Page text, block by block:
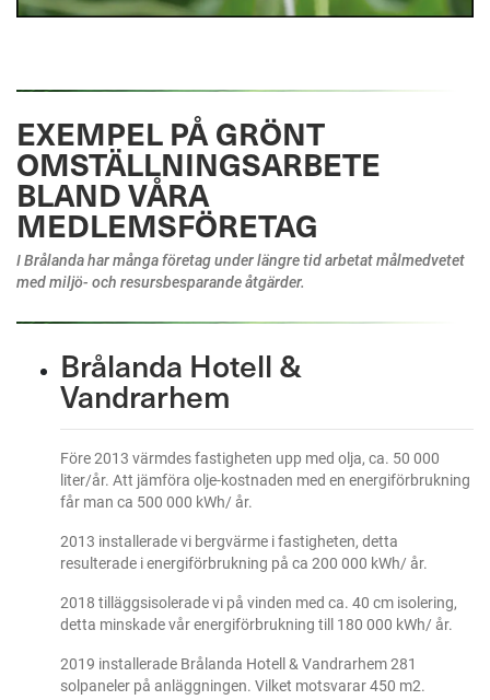
EXEMPEL PÅ GRÖNT
OMSTÄLLNINGSARBETE
BLAND VÅRA
MEDLEMSFÖRETAG
I Brålanda har många företag under längre tid arbetat målmedvetet
med miljö- och resursbesparande åtgärder.
Brålanda Hotell &
Vandrarhem
Före 2013 värmdes fastigheten upp med olja, ca. 50 000
liter/år. Att jämföra olje-kostnaden med en energiförbrukning
får man ca 500 000 kWh/ år.
2013 installerade vi bergvärme i fastigheten, detta
resulterade i energiförbrukning på ca 200 000 kWh/ år.
2018 tilläggsisolerade vi på vinden med ca. 40 cm isolering,
detta minskade vår energiförbrukning till 180 000 kWh/ år.
2019 installerade Brålanda Hotell & Vandrarhem 281
solpaneler på anläggningen. Vilket motsvarar 450 m2.